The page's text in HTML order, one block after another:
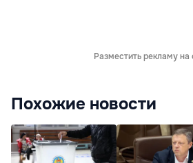
Разместить рекламу на
Похожие новости